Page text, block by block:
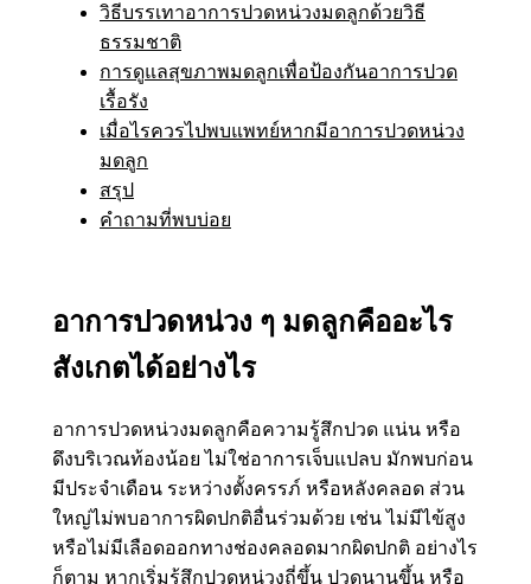
วิธีบรรเทาอาการปวดหน่วงมดลูกด้วยวิธี
ธรรมชาติ
การดูแลสุขภาพมดลูกเพื่อป้องกันอาการปวด
เรื้อรัง
เมื่อไรควรไปพบแพทย์หากมีอาการปวดหน่วง
มดลูก
สรุป
คำถามที่พบบ่อย
อาการปวดหน่วง ๆ มดลูกคืออะไร
สังเกตได้อย่างไร
อาการปวดหน่วงมดลูกคือความรู้สึกปวด แน่น หรือ
ดึงบริเวณท้องน้อย ไม่ใช่อาการเจ็บแปลบ มักพบก่อน
มีประจำเดือน ระหว่างตั้งครรภ์ หรือหลังคลอด ส่วน
ใหญ่ไม่พบอาการผิดปกติอื่นร่วมด้วย เช่น ไม่มีไข้สูง
หรือไม่มีเลือดออกทางช่องคลอดมากผิดปกติ อย่างไร
ก็ตาม หากเริ่มรู้สึกปวดหน่วงถี่ขึ้น ปวดนานขึ้น หรือ